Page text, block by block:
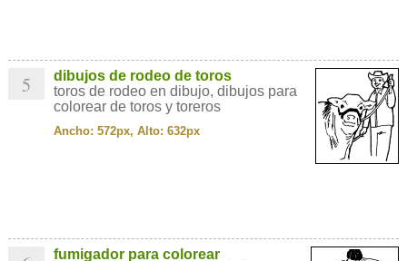
5
dibujos de rodeo de toros
toros de rodeo en dibujo, dibujos para
colorear de toros y toreros
Ancho: 572px, Alto: 632px
fumigador para colorear